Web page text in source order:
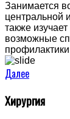
Занимается
центральной
также
возможные
профилактики
Далее
Хирургия